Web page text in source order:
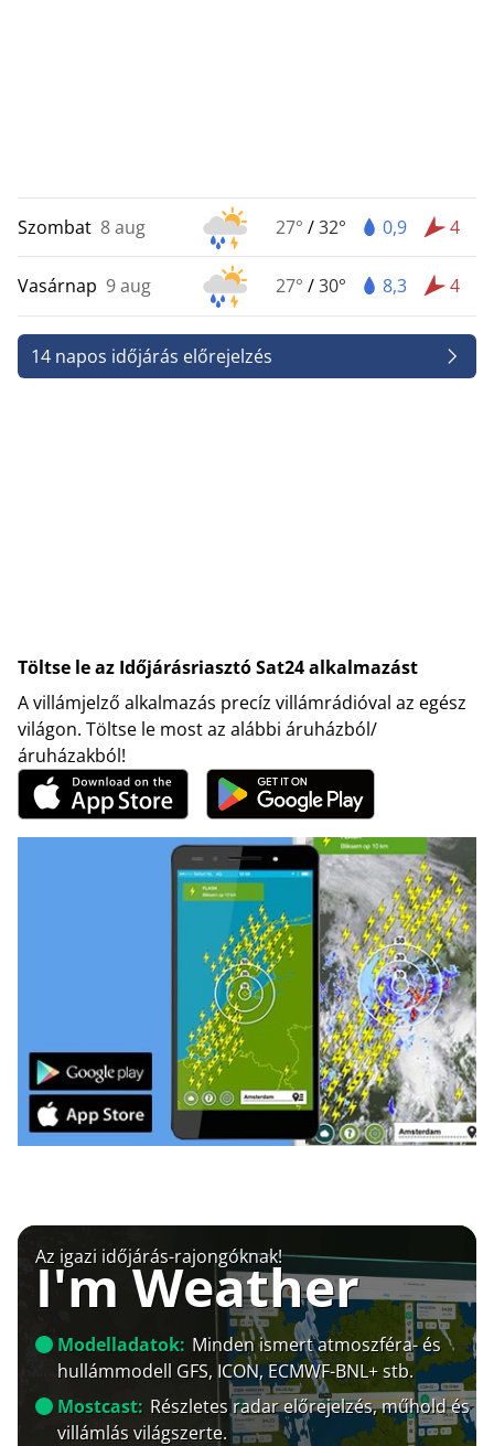
Szombat 8 aug 27° /32° 0,9 4
Vasárnap 9 aug 27° /30° 8,3 4
14 napos időjárás előrejelzés
Töltse le az Időjárásriasztó Sat24 alkalmazást
A villámjelző alkalmazás precíz villámrádióval az egész
világon. Töltse le most az alábbi áruházból/
áruházakból!
Az igazi időjárás-rajongóknak!
I'm Weather
Modelladatok: Minden ismert atmoszféra- és
hullámmodell GFS, ICON, ECMWF-BNL+ stb.
Mostcast: Részletes radar előrejelzés, műhold és
villámlás világszerte.